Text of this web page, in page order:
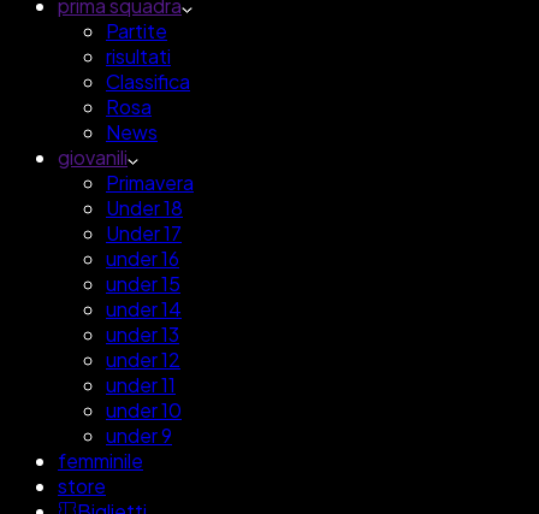
prima squadra
Partite
risultati
Classifica
Rosa
News
giovanili
Primavera
Under 18
Under 17
under 16
under 15
under 14
under 13
under 12
under 11
under 10
under 9
femminile
store